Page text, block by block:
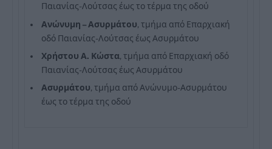
Παιανίας-Λούτσας έως το τέρμα της οδού
Ανώνυμη – Ασυρμάτου, τμήμα από Επαρχιακή
οδό Παιανίας-Λούτσας έως Ασυρμάτου
Χρήστου Α. Κώστα, τμήμα από Επαρχιακή οδό
Παιανίας-Λούτσας έως Ασυρμάτου
Ασυρμάτου, τμήμα από Ανώνυμο-Ασυρμάτου
έως το τέρμα της οδού